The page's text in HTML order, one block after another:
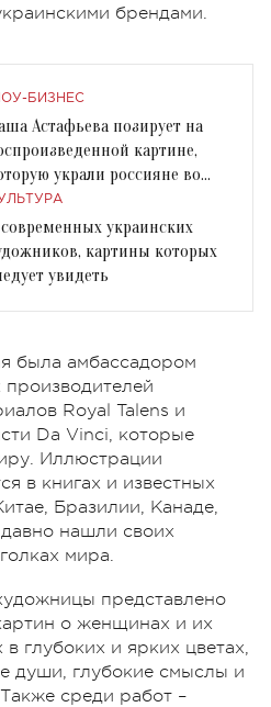
брендами.
БИЗНЕС
Астафьева позирует на
картине,
украли россияне во
оккупации
украинских
картины которых
увидеть
была амбассадором
Royal Talens и
Da Vinci, которые
Иллюстрации
в книгах и известных
Бразилии, Канаде,
нашли своих
мира.
представлено
о женщинах и их
глубоких и ярких цветах,
души, глубокие смыслы и
среди работ –